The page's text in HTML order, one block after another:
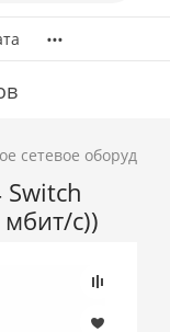
...
сетевое
Switch
мбит/с))